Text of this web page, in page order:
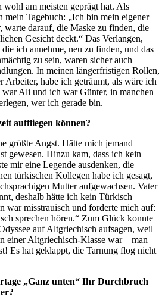
am meisten geprägt hat. Als
mein Tagebuch: „Ich bin mein eigener
warte darauf, die Maske zu finden, die
Gesicht deckt.“ Das Verlangen,
ich annehme, neu zu finden, und das
zu sein, waren sicher auch
In meinen längerfristigen Rollen,
Arbeiter, habe ich geträumt, als wäre ich
Ali und ich war Günter, in manchen
wer ich gerade bin.
auffliegen können?
größte Angst. Hätte mich jemand
gewesen. Hinzu kam, dass ich kein
mir eine Legende ausdenken, die
türkischen Kollegen habe ich gesagt,
Mutter aufgewachsen. Vater
deshalb hätte ich kein Türkisch
war misstrauisch und forderte mich auf:
sprechen hören.“ Zum Glück konnte
auf Altgriechisch aufsagen, weil
einer Altgriechisch-Klasse war – man
Es hat geklappt, die Tarnung flog nicht
„Ganz unten“ Ihr Durchbruch